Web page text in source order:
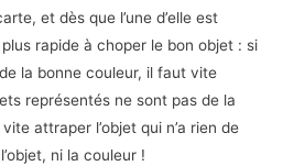
et dès que l’une d’elle est
plus rapide à choper le bon objet : si
la bonne couleur, il faut vite
représentés ne sont pas de la
attraper l’objet qui n’a rien de
ni la couleur !